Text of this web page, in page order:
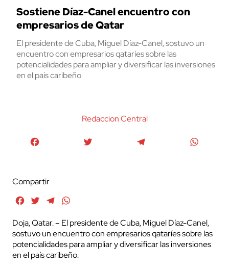
Sostiene Díaz-Canel encuentro con
empresarios de Qatar
El presidente de Cuba, Miguel Díaz-Canel, sostuvo un
encuentro con empresarios qataríes sobre las
potencialidades para ampliar y diversificar las inversiones
en el país caribeño
Redaccion Central
Compartir
FacebookTwitterTelegram
Doja, Qatar. – El presidente de Cuba, Miguel Díaz-Canel,
sostuvo un encuentro con empresarios qataríes sobre las
potencialidades para ampliar y diversificar las inversiones
en el país caribeño.